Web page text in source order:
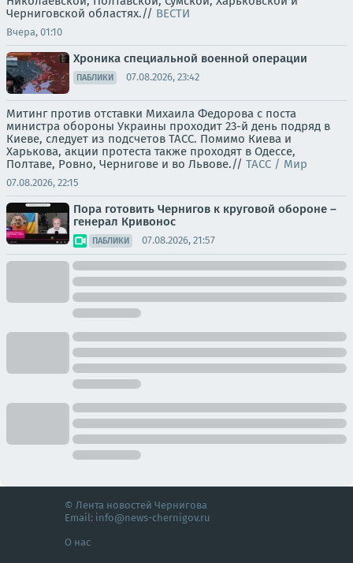
Черниговской областях.// ВЕСТИ
Вчера, 01:10
Хроника специальной военной операции
ПАБЛИКИ 07.08.2026, 23:42
Митинг против отставки Михаила Федорова с поста
министра обороны Украины проходит 23-й день подряд в
Киеве, следует из подсчетов ТАСС. Помимо Киева и
Харькова, акции протеста также проходят в Одессе,
Полтаве, Ровно, Чернигове и во Львове.// ТАСС / Мир
07.08.2026, 22:15
Пора готовить Чернигов к круговой обороне –
генерал Кривонос
ПАБЛИКИ 07.08.2026, 21:57
© Лента новостей Чернигова
Email: info@news-chernigov.ru
О нас